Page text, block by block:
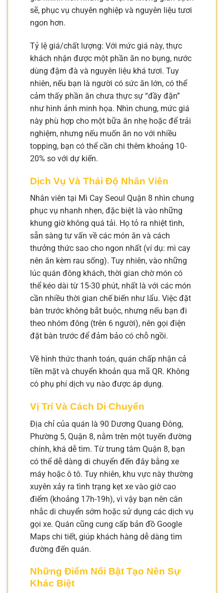
sẽ, phục vụ chuyên nghiệp và nguyên liệu tươi
ngon hơn.
Tỷ lệ giá/chất lượng: Với mức giá này, thực
khách nhận được một phần ăn no bụng, nước
dùng đậm đà và nguyên liệu khá tươi. Tuy
nhiên, nếu bạn là người có sức ăn lớn, có thể
cảm thấy phần ăn chưa thực sự “đầy đặn”
như hình ảnh minh họa. Nhìn chung, mức giá
này phù hợp cho một bữa ăn nhẹ hoặc để trải
nghiệm, nhưng nếu muốn ăn no với nhiều
topping, bạn có thể cần chi thêm khoảng 10-
20% so với dự kiến.
Dịch Vụ Và Thái Độ Nhân Viên
Nhân viên tại Mì Cay Seoul Quận 8 nhìn chung
phục vụ nhanh nhẹn, đặc biệt là vào những
khung giờ không quá tải. Họ tỏ ra nhiệt tình,
sẵn sàng tư vấn về các món ăn và cách
thưởng thức sao cho ngon nhất (ví dụ: mì cay
nên ăn kèm rau sống). Tuy nhiên, vào những
lúc quán đông khách, thời gian chờ món có
thể kéo dài từ 15-30 phút, nhất là với các món
cần nhiều thời gian chế biến như lẩu. Việc đặt
bàn trước không bắt buộc, nhưng nếu bạn đi
theo nhóm đông (trên 6 người), nên gọi điện
đặt bàn trước để đảm bảo có chỗ ngồi.
Về hình thức thanh toán, quán chấp nhận cả
tiền mặt và chuyển khoản qua mã QR. Không
có phụ phí dịch vụ nào được áp dụng.
Vị Trí Và Cách Di Chuyển
Địa chỉ của quán là 90 Dương Quang Đông,
Phường 5, Quận 8, nằm trên một tuyến đường
chính, khá dễ tìm. Từ trung tâm Quận 8, bạn
có thể dễ dàng di chuyển đến đây bằng xe
máy hoặc ô tô. Tuy nhiên, khu vực này thường
xuyên xảy ra tình trạng kẹt xe vào giờ cao
điểm (khoảng 17h-19h), vì vậy bạn nên cân
nhắc di chuyển sớm hoặc sử dụng các dịch vụ
gọi xe. Quán cũng cung cấp bản đồ Google
Maps chi tiết, giúp khách hàng dễ dàng tìm
đường đến quán.
Những Điểm Nổi Bật Tạo Nên Sự
Khác Biệt